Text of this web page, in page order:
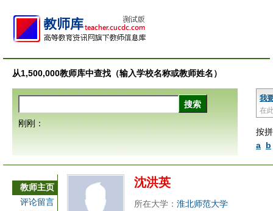
从1,500,000教师库中查找（输入学校名称或教师姓名）
我
在
按
a b
刚刚：
教师主页
评论留言
沈洪英
所在大学： 淮北师范大学